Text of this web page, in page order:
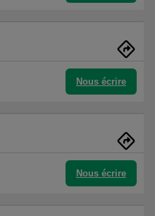
Nous écrire
Nous écrire